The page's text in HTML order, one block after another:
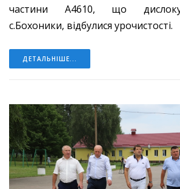
частини А4610, що
с.Бохоники, відбулися урочистості.
ДЕТАЛЬНІШЕ...